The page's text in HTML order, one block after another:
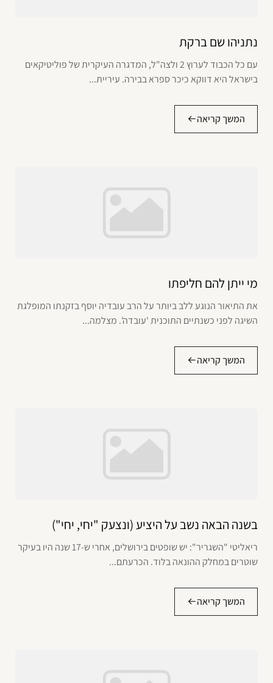
נתניהו שם ברקת
עם כל הכבוד לערוץ 2 ולצה"ל, המדגרה העיקרית של פוליטיקאים
בישראל היא דווקא כיכר ספרא בבירה. עיריית...
המשך קריאה
מי ייתן להם חליפתו
את התיאור הנוגע ללב ביותר על הרב עובדיה יוסף בזקנתו המופלגת
השיגה לפני כשנתיים התוכנית 'עובדה'. מצלמה...
המשך קריאה
בשנה הבאה נשב על היציע (ונצעק "יחי, יחי")
ריאליטי "השגריר": יש שופטים בירושלים, אחרי ש-17 שנה היו בעיקר
שוטרים במחלק ההונאה בלוד. הכרעתם...
המשך קריאה